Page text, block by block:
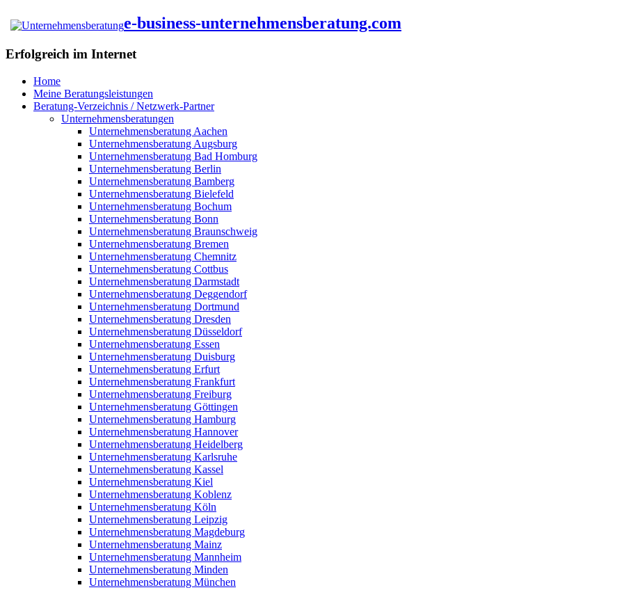
e-business-unternehmensberatung.com
Erfolgreich im Internet
Home
Meine Beratungsleistungen
Beratung-Verzeichnis / Netzwerk-Partner
Unternehmensberatungen
Unternehmensberatung Aachen
Unternehmensberatung Augsburg
Unternehmensberatung Bad Homburg
Unternehmensberatung Berlin
Unternehmensberatung Bamberg
Unternehmensberatung Bielefeld
Unternehmensberatung Bochum
Unternehmensberatung Bonn
Unternehmensberatung Braunschweig
Unternehmensberatung Bremen
Unternehmensberatung Chemnitz
Unternehmensberatung Cottbus
Unternehmensberatung Darmstadt
Unternehmensberatung Deggendorf
Unternehmensberatung Dortmund
Unternehmensberatung Dresden
Unternehmensberatung Düsseldorf
Unternehmensberatung Essen
Unternehmensberatung Duisburg
Unternehmensberatung Erfurt
Unternehmensberatung Frankfurt
Unternehmensberatung Freiburg
Unternehmensberatung Göttingen
Unternehmensberatung Hamburg
Unternehmensberatung Hannover
Unternehmensberatung Heidelberg
Unternehmensberatung Karlsruhe
Unternehmensberatung Kassel
Unternehmensberatung Kiel
Unternehmensberatung Koblenz
Unternehmensberatung Köln
Unternehmensberatung Leipzig
Unternehmensberatung Magdeburg
Unternehmensberatung Mainz
Unternehmensberatung Mannheim
Unternehmensberatung Minden
Unternehmensberatung München